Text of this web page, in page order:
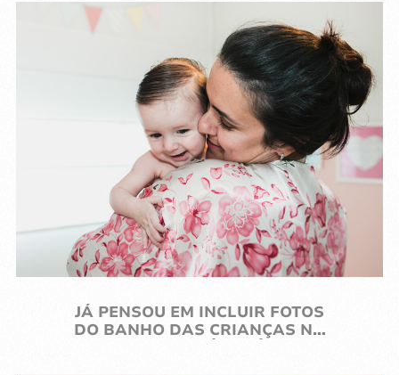
JÁ PENSOU EM INCLUIR FOTOS
DO BANHO DAS CRIANÇAS NO
ENSAIO DE FAMÍLIA? É AMOR
PURO!